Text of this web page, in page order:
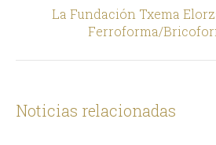
La Fundación Txema
Ferroforma/
Noticias relacionadas